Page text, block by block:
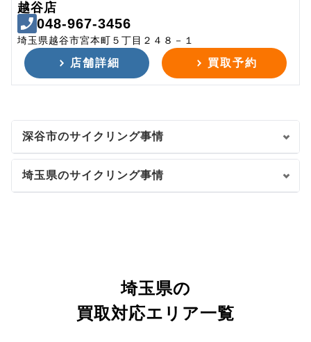
越谷店
048-967-3456
埼玉県越谷市宮本町５丁目２４８－１
店舗詳細 買取予約
深谷市のサイクリング事情
埼玉県のサイクリング事情
埼玉県の
買取対応エリア一覧